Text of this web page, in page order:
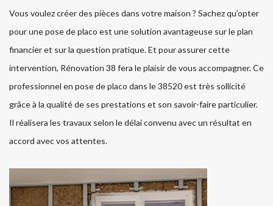
Vous voulez créer des pièces dans votre maison ? Sachez qu’opter
pour une pose de placo est une solution avantageuse sur le plan
financier et sur la question pratique. Et pour assurer cette
intervention, Rénovation 38 fera le plaisir de vous accompagner. Ce
professionnel en pose de placo dans le 38520 est très sollicité
grâce à la qualité de ses prestations et son savoir-faire particulier.
Il réalisera les travaux selon le délai convenu avec un résultat en
accord avec vos attentes.